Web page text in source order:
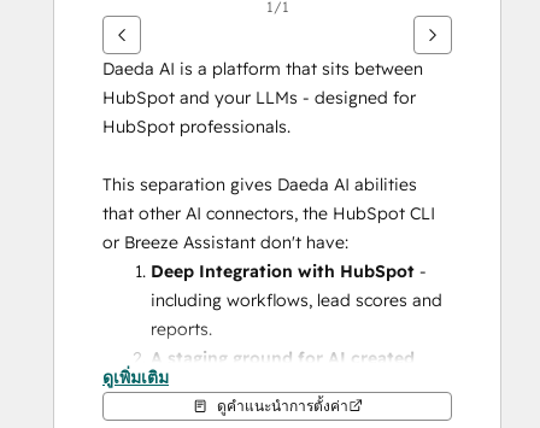
1/1
Daeda AI is a platform that sits between
HubSpot and your LLMs - designed for
HubSpot professionals.
This separation gives Daeda AI abilities
that other AI connectors, the HubSpot CLI
or Breeze Assistant don't have:
Deep Integration with HubSpot -
including workflows, lead scores and
reports.
A staging ground for AI created
changes - your LLM never touches
HubSpot, it can only propose "write
ดูเพิ่มเติม
ดูคำแนะนำการตั้งค่า